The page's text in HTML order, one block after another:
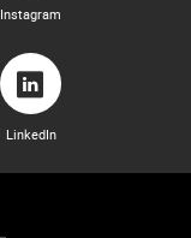
Instagram
LinkedIn